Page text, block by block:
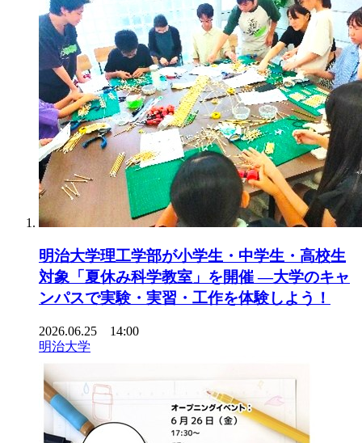
明治大学理工学部が小学生・中学生・高校生
対象「夏休み科学教室」を開催 ―大学のキャ
ンパスで実験・実習・工作を体験しよう！
2026.06.25 14:00
明治大学